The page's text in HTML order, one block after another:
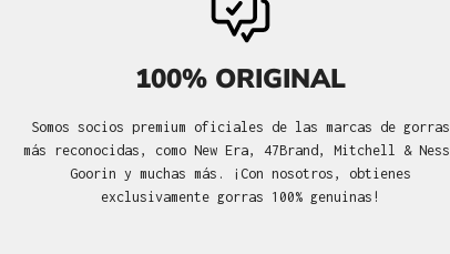
100% ORIGINAL
Somos socios premium oficiales de las marcas de gorras
más reconocidas, como New Era, 47Brand, Mitchell &
Goorin y muchas más. ¡Con nosotros, obtienes
exclusivamente gorras 100% genuinas!